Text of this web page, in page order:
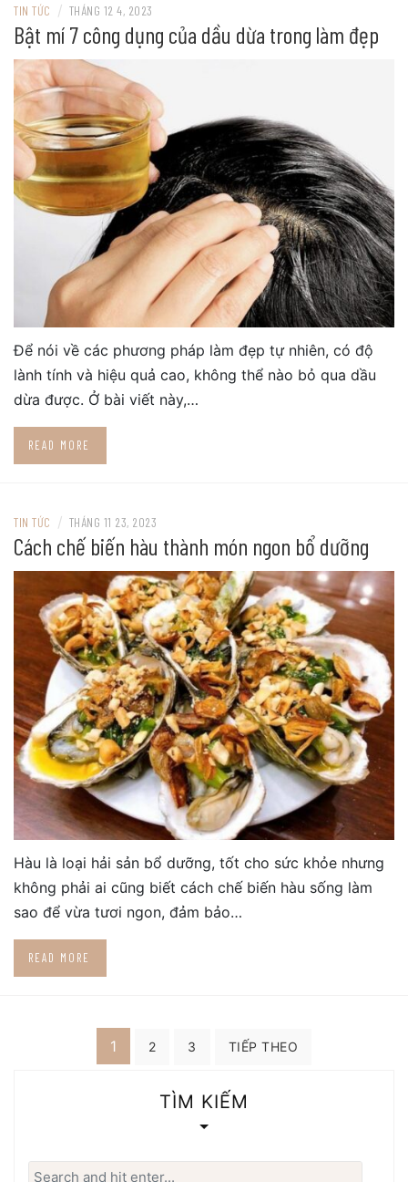
TIN TỨC / THÁNG 12 4, 2023
Bật mí 7 công dụng của dầu dừa trong làm đẹp
Để nói về các phương pháp làm đẹp tự nhiên, có độ
lành tính và hiệu quả cao, không thể nào bỏ qua dầu
dừa được. Ở bài viết này,…
READ MORE
TIN TỨC / THÁNG 11 23, 2023
Cách chế biến hàu thành món ngon bổ dưỡng
Hàu là loại hải sản bổ dưỡng, tốt cho sức khỏe nhưng
không phải ai cũng biết cách chế biến hàu sống làm
sao để vừa tươi ngon, đảm bảo…
READ MORE
1 2 3 TIẾP THEO
TÌM KIẾM
Search